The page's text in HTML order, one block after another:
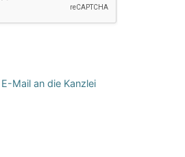
E-Mail an die Kanzlei